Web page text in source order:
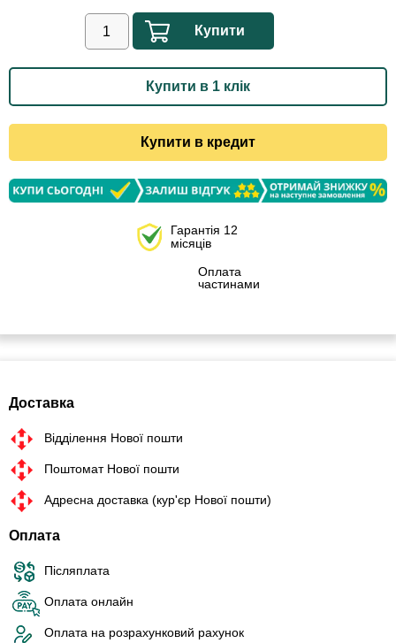
Купити
Купити в 1 клік
Купити в кредит
Гарантія 12
місяців
Оплата
частинами
Доставка
Відділення Нової пошти
Поштомат Нової пошти
Адресна доставка (кур'єр Нової пошти)
Оплата
Післяплата
Оплата онлайн
Оплата на розрахунковий рахунок